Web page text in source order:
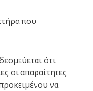
που
ότι
οι απαραίτητες
να